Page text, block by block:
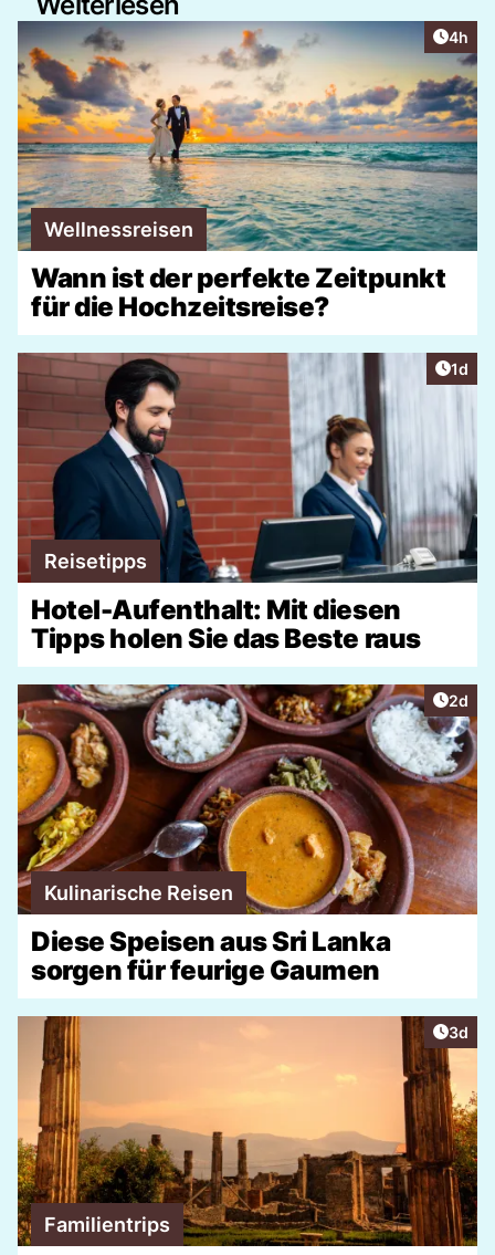
4h
Wellnessreisen
Wann ist der perfekte Zeitpunkt
für die Hochzeitsreise?
1d
Reisetipps
Hotel-Aufenthalt: Mit diesen
Tipps holen Sie das Beste raus
2d
Kulinarische Reisen
Diese Speisen aus Sri Lanka
sorgen für feurige Gaumen
3d
Familientrips